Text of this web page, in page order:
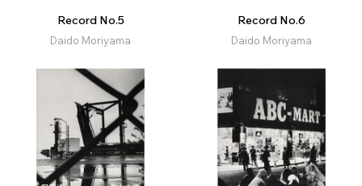
Record No.5
Daido Moriyama
Record No.6
Daido Moriyama